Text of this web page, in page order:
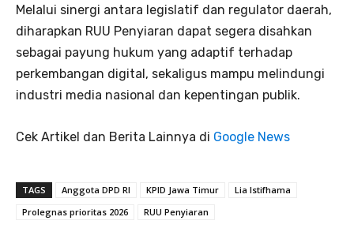
Melalui sinergi antara legislatif dan regulator daerah,
diharapkan RUU Penyiaran dapat segera disahkan
sebagai payung hukum yang adaptif terhadap
perkembangan digital, sekaligus mampu melindungi
industri media nasional dan kepentingan publik.
Cek Artikel dan Berita Lainnya di Google News
TAGS Anggota DPD RI KPID Jawa Timur
Lia Istifhama
Prolegnas prioritas 2026
RUU Penyiaran